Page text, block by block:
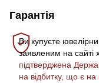
Гарантія
Ви купуєте
заявленим на сайті
підтверджена
на відбитку, що є